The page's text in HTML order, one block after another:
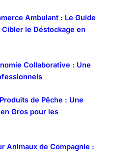
Ambulant : Le Guide
le Déstockage en
Collaborative : Une
de Pêche : Une
Gros pour les
Animaux de Compagnie :